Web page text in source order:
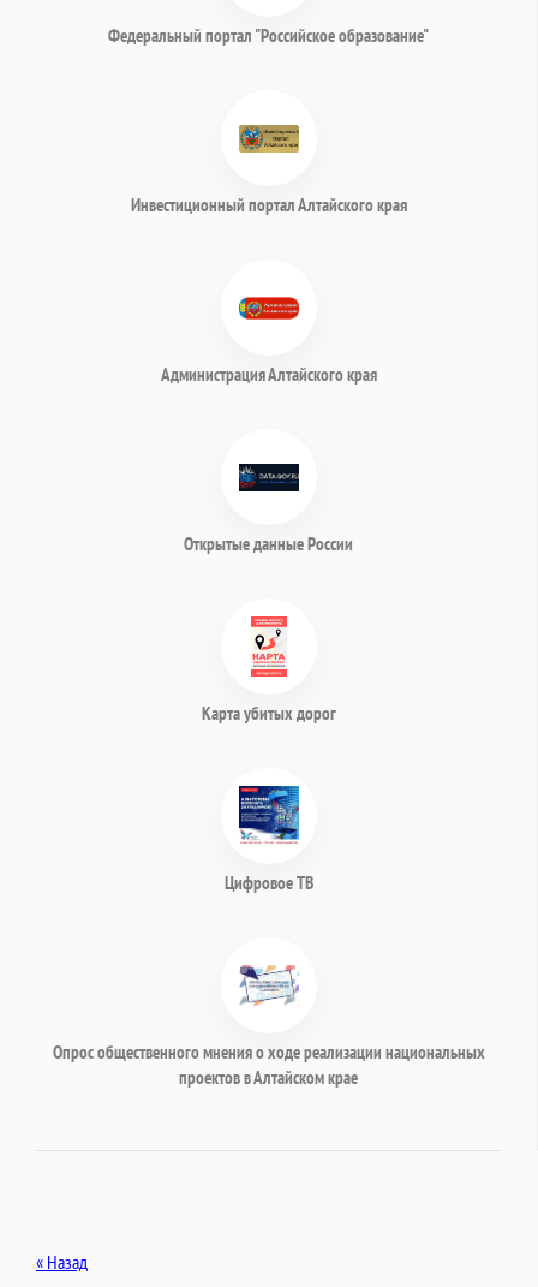
Федеральный портал "Российское образование"
Инвестиционный портал Алтайского края
Администрация Алтайского края
Открытые данные России
Карта убитых дорог
Цифровое ТВ
Опрос общественного мнения о ходе реализации национальных
проектов в Алтайском крае
« Назад